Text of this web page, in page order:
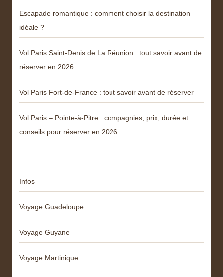
Escapade romantique : comment choisir la destination
idéale ?
Vol Paris Saint-Denis de La Réunion : tout savoir avant de
réserver en 2026
Vol Paris Fort-de-France : tout savoir avant de réserver
Vol Paris – Pointe-à-Pitre : compagnies, prix, durée et
conseils pour réserver en 2026
Infos
Voyage Guadeloupe
Voyage Guyane
Voyage Martinique